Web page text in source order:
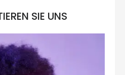
SIE UNS